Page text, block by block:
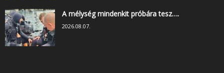
A mélység mindenkit próbára tesz….
2026.08.07.